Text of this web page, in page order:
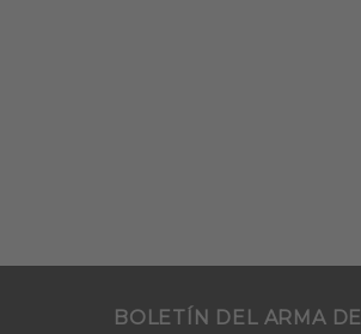
BOLETÍN DEL ARMA DE